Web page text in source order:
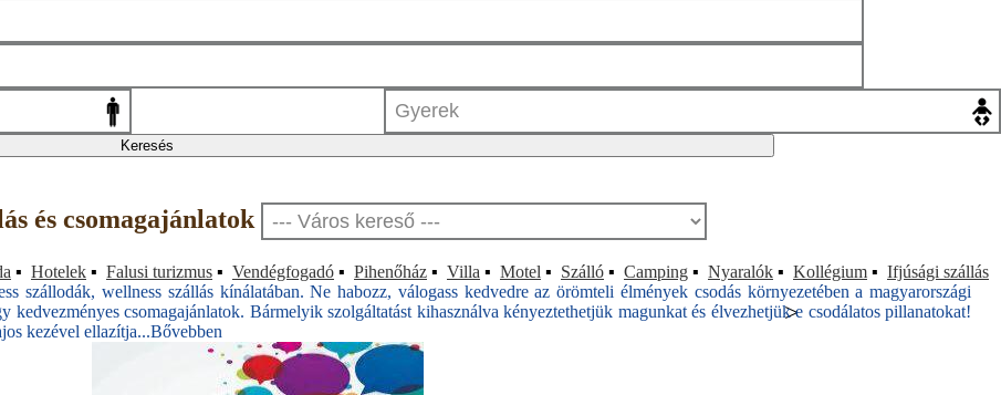
>
és csomagajánlatok
▪ Hotelek ▪ Falusi turizmus ▪ Vendégfogadó ▪ Pihenőház ▪ Villa ▪ Motel ▪ Szálló ▪ Camping ▪ Nyaralók ▪ Kollégium ▪ Ifjúsági szállás
szállodák, wellness szállás kínálatában. Ne habozz, válogass kedvedre az örömteli élmények csodás környezetében a magyarországi
kedvezményes csomagajánlatok. Bármelyik szolgáltatást kihasználva kényeztethetjük magunkat és élvezhetjük e csodálatos pillanatokat!
kezével ellazítja...Bővebben